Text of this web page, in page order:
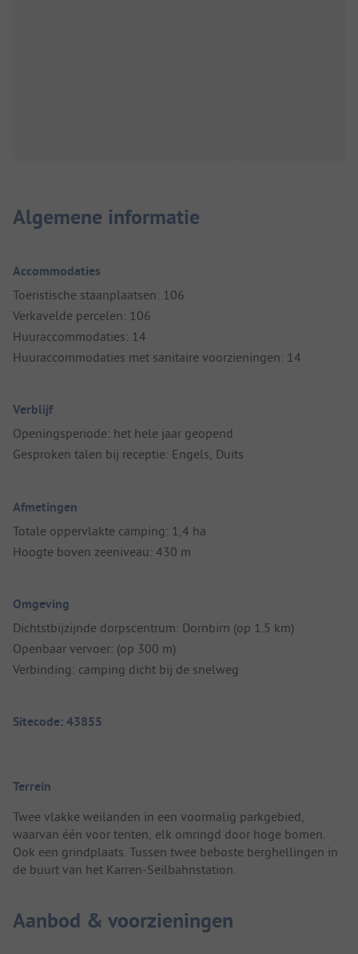
Algemene informatie
Accommodaties
Toeristische staanplaatsen: 106
Verkavelde percelen: 106
Huuraccommodaties: 14
Huuraccommodaties met sanitaire voorzieningen: 14
Verblijf
Openingsperiode: het hele jaar geopend
Gesproken talen bij receptie: Engels, Duits
Afmetingen
Totale oppervlakte camping: 1,4 ha
Hoogte boven zeeniveau: 430 m
Omgeving
Dichtstbijzijnde dorpscentrum: Dornbirn (op 1.5 km)
Openbaar vervoer: (op 300 m)
Verbinding: camping dicht bij de snelweg
Sitecode: 43855
Terrein
Twee vlakke weilanden in een voormalig parkgebied,
waarvan één voor tenten, elk omringd door hoge bomen.
Ook een grindplaats. Tussen twee beboste berghellingen in
de buurt van het Karren-Seilbahnstation.
Aanbod & voorzieningen